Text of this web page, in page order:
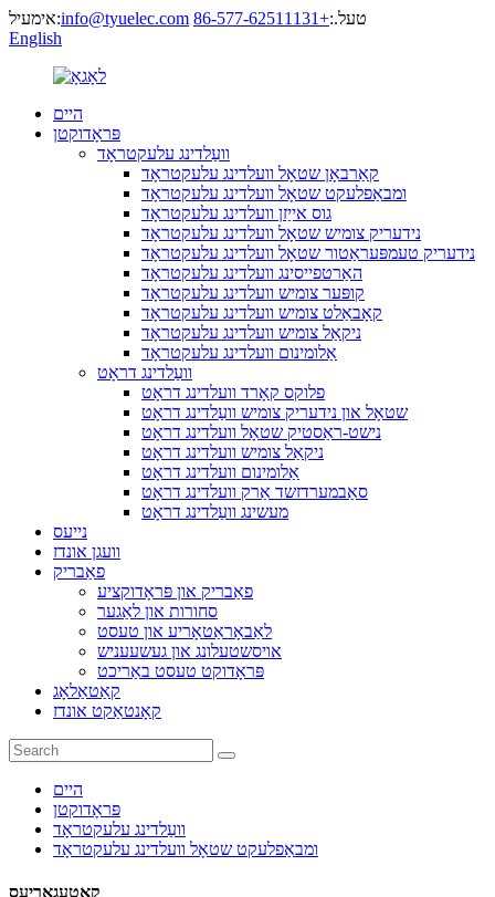
אימעיל:info@tyuelec.com טעל.:+86-577-62511131
English
היים
פּראָדוקטן
וועַלדינג עלעקטראָד
קאַרבאָן שטאָל וועלדינג עלעקטראָד
ומבאַפלעקט שטאָל וועלדינג עלעקטראָד
גוס אייַזן וועלדינג עלעקטראָד
נידעריק צומיש שטאָל וועלדינג עלעקטראָד
נידעריק טעמפּעראַטור שטאָל וועלדינג עלעקטראָד
האַרטפייסינג וועלדינג עלעקטראָד
קופּער צומיש וועלדינג עלעקטראָד
קאָבאַלט צומיש וועלדינג עלעקטראָד
ניקאַל צומיש וועלדינג עלעקטראָד
אַלומינום וועלדינג עלעקטראָד
וועַלדינג דראָט
פלוקס קאָרד וועלדינג דראָט
שטאָל און נידעריק צומיש וועַלדינג דראָט
נישט-ראַסטיק שטאָל וועלדינג דראָט
ניקאַל צומיש וועלדינג דראָט
אַלומינום וועלדינג דראָט
סאַבמערדזשד אַרק וועלדינג דראָט
מעשינג וועַלדינג דראָט
נייעס
וועגן אונדז
פאַבריק
פאַבריק און פּראָדוקציע
סחורות און לאַגער
לאַבאָראַטאָריע און טעסט
אויסשטעלונג און געשעעניש
פּראָדוקט טעסט באַריכט
קאַטאַלאָג
קאָנטאַקט אונדז
היים
פּראָדוקטן
וועַלדינג עלעקטראָד
ומבאַפלעקט שטאָל וועלדינג עלעקטראָד
קאַטעגאָריעס